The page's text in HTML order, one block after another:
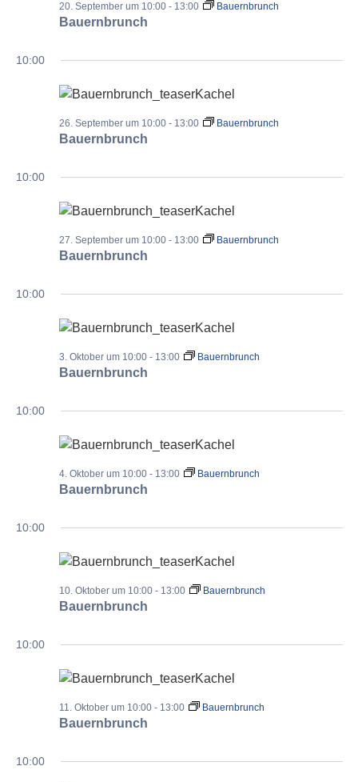
Bauernbrunch
20. September um 10:00- 13:00 Bauernbrunch
10:00
Bauernbrunch
26. September um 10:00- 13:00 Bauernbrunch
10:00
Bauernbrunch
27. September um 10:00- 13:00 Bauernbrunch
10:00
Bauernbrunch
3. Oktober um 10:00- 13:00 Bauernbrunch
10:00
Bauernbrunch
4. Oktober um 10:00- 13:00 Bauernbrunch
10:00
Bauernbrunch
10. Oktober um 10:00- 13:00 Bauernbrunch
10:00
Bauernbrunch
11. Oktober um 10:00- 13:00 Bauernbrunch
10:00